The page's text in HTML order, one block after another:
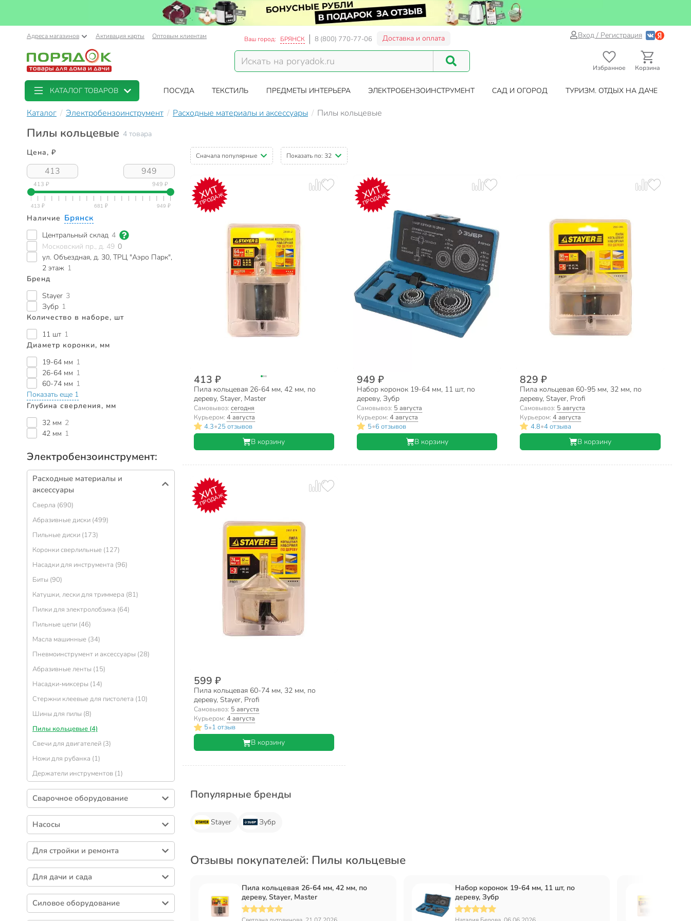
Адреса магазинов Активация карты Оптовым клиентам Ваш город: БРЯНСК 8 (800) 770-77-06 Доставка и оплата Вход / Регистрация
Избранное Корзина
КАТАЛОГ ТОВАРОВ ПОСУДА ТЕКСТИЛЬ ПРЕДМЕТЫ ИНТЕРЬЕРА ЭЛЕКТРОБЕНЗОИНСТРУМЕНТ САД И ОГОРОД ТУРИЗМ. ОТДЫХ НА ДАЧЕ
Каталог Электробензоинструмент Расходные материалы и аксессуары Пилы кольцевые
Пилы кольцевые 4 товара
Цена, ₽
413 ₽ 949 ₽
Наличие Брянск
Центральный склад 4
Московский пр., д. 49 0
ул. Объездная, д. 30, ТРЦ "Аэро Парк",
2 этаж 1
Бренд
Stayer 3
Зубр 1
Количество в наборе, шт
11 шт 1
Диаметр коронки, мм
19-64 мм 1
26-64 мм 1
60-74 мм 1
Показать еще 1
Глубина сверления, мм
32 мм 2
42 мм 1
Электробензоинструмент:
Расходные материалы и
аксессуары
Сверла (690)
Абразивные диски (499)
Пильные диски (173)
Коронки сверлильные (127)
Насадки для инструмента (96)
Биты (90)
Катушки, лески для триммера (81)
Пилки для электролобзика (64)
Пильные цепи (46)
Масла машинные (34)
Пневмоинструмент и аксессуары (28)
Абразивные ленты (15)
Насадки-миксеры (14)
Стержни клеевые для пистолета (10)
Шины для пилы (8)
Пилы кольцевые (4)
Свечи для двигателей (3)
Ножи для рубанка (1)
Держатели инструментов (1)
Сварочное оборудование
Электроды (174)
Комплектующие для сварки (87)
Маски сварщика (41)
Сварочные аппараты (17)
Насосы
Аксессуары для насосов (85)
Вибрационные насосы (33)
Дренажные насосы (31)
Циркуляционные насосы (20)
Реле давления для насоса (17)
Фекальные насосы (16)
Для стройки и ремонта
Дрели-шуруповерты аккумуляторные (40)
Угловые шлифовальные машины (25)
Аппараты для сварки пластиковых труб
(16)
Для дачи и сада
Пилы цепные (24)
Триммеры (21)
Силовое оборудование
Сначала популярные Показать по: 32
ХИТ
ПРОДАЖ
413 ₽
Пила кольцевая 26-64 мм, 42 мм, по
дереву, Stayer, Master
Самовывоз: сегодня
Курьером: 4 августа
4.3•25 отзывов
В корзину
ХИТ
ПРОДАЖ
949 ₽
Набор коронок 19-64 мм, 11 шт, по
дереву, Зубр
Самовывоз: 5 августа
Курьером: 4 августа
5•6 отзывов
В корзину
829 ₽
Пила кольцевая 60-95 мм, 32 мм, по
дереву, Stayer, Profi
Самовывоз: 5 августа
Курьером:4 августа
4.8•4 отзыва
В корзину
ХИТ
ПРОДАЖ
599 ₽
Пила кольцевая 60-74 мм, 32 мм, по
дереву, Stayer, Profi
Самовывоз: 5 августа
Курьером: 4 августа
5•1 отзыв
В корзину
Популярные бренды
Stayer Зубр
Отзывы покупателей: Пилы кольцевые
Пила кольцевая 26-64 мм, 42 мм, по
дереву, Stayer, Master
Набор коронок 19-64 мм, 11 шт, по
дереву, Зубр